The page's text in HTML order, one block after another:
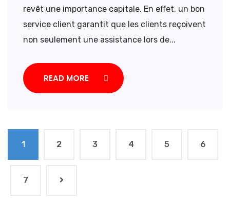
revêt une importance capitale. En effet, un bon
service client garantit que les clients reçoivent
non seulement une assistance lors de...
READ MORE
1 2 3 4 5 6
7